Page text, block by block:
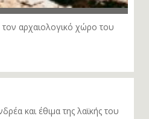
αρχαιολογικό χώρο του